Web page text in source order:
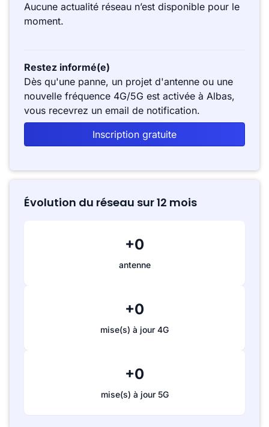
Aucune actualité réseau n’est disponible pour le
moment.
Restez informé(e)
Dès qu'une panne, un projet d'antenne ou une
nouvelle fréquence 4G/5G est activée à Albas,
vous recevrez un email de notification.
Inscription gratuite
Évolution du réseau sur 12 mois
+0
antenne
+0
mise(s) à jour 4G
+0
mise(s) à jour 5G